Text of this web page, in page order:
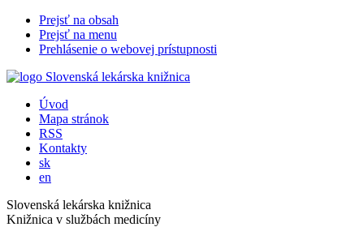
Prejsť na obsah
Prejsť na menu
Prehlásenie o webovej prístupnosti
Úvod
Mapa stránok
RSS
Kontakty
sk
en
Slovenská lekárska knižnica
Knižnica v službách medicíny